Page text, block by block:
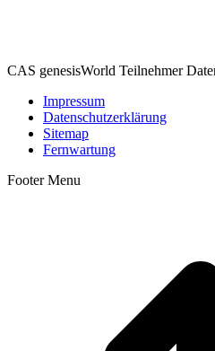
CAS genesisWorld Teilnehmer
Impressum
Datenschutzerklärung
Sitemap
Fernwartung
Footer Menu